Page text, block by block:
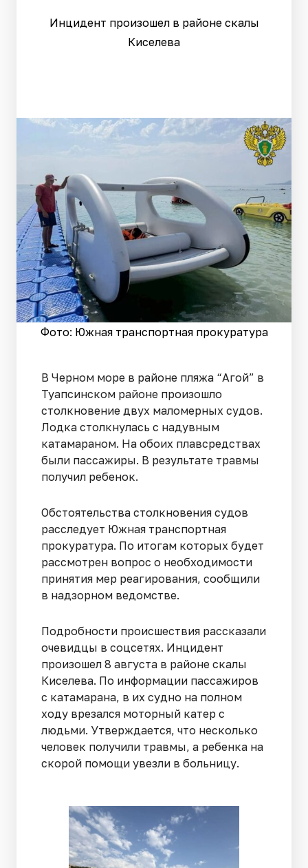
Инцидент произошел в районе скалы
Киселева
Фото: Южная транспортная прокуратура
В Черном море в районе пляжа “Агой” в
Туапсинском районе произошло
столкновение двух маломерных судов.
Лодка столкнулась с надувным
катамараном. На обоих плавсредствах
были пассажиры. В результате травмы
получил ребенок.
Обстоятельства столкновения судов
расследует Южная транспортная
прокуратура. По итогам которых будет
рассмотрен вопрос о необходимости
принятия мер реагирования, сообщили
в надзорном ведомстве.
Подробности происшествия рассказали
очевидцы в соцсетях. Инцидент
произошел 8 августа в районе скалы
Киселева. По информации пассажиров
с катамарана, в их судно на полном
ходу врезался моторный катер с
людьми. Утверждается, что несколько
человек получили травмы, а ребенка на
скорой помощи увезли в больницу.